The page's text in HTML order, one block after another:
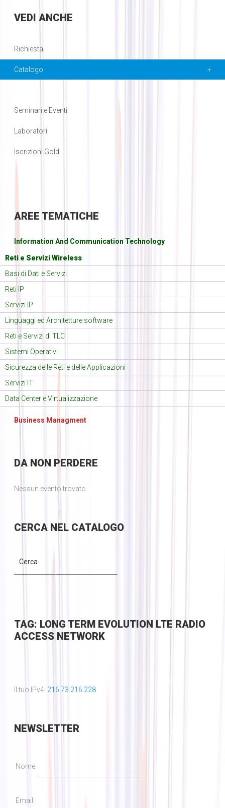
VEDI ANCHE
Richiesta
Catalogo
Seminari e Eventi
Laboratori
Iscrizioni Gold
AREE TEMATICHE
Information And Communication Technology
Reti e Servizi Wireless
Basi di Dati e Servizi
Reti IP
Servizi IP
Linguaggi ed Architetture software
Reti e Servizi di TLC
Sistemi Operativi
Sicurezza delle Reti e delle Applicazioni
Servizi IT
Data Center e Virtualizzazione
Business Managment
DANON PERDERE
Nessun evento trovato
CERCANEL CATALOGO
TAG: LONG TERM EVOLUTION LTE RADIO
ACCESS NETWORK
Il tuo IPv4: 216.73.216.228
NEWSLETTER
Nome:
Email: